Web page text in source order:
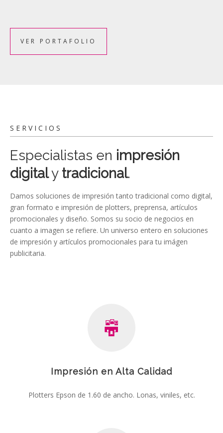
VER PORTAFOLIO
SERVICIOS
Especialistas en impresión
digitaly tradicional.
Damos soluciones de impresión tanto tradicional como digital,
gran formato e impresión de plotters, preprensa, artículos
promocionales y diseño. Somos su socio de negocios en
cuanto a imagen se refiere. Un universo entero en soluciones
de impresión y artículos promocionales para tu imágen
publicitaria.
Impresión en Alta Calidad
Plotters Epson de 1.60 de ancho. Lonas, viniles, etc.